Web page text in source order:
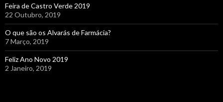
Feira de Castro Verde 2019
22 Outubro, 2019
O que são os Alvarás de Farmácia?
7 Março, 2019
Feliz Ano Novo 2019
2 Janeiro, 2019